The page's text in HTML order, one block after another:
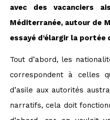
avec des vacanciers
Méditerranée, autour de
essayé d’élargir la
Tout d’abord, les
correspondent à celles
d’asile aux autorités
narratifs, cela doit